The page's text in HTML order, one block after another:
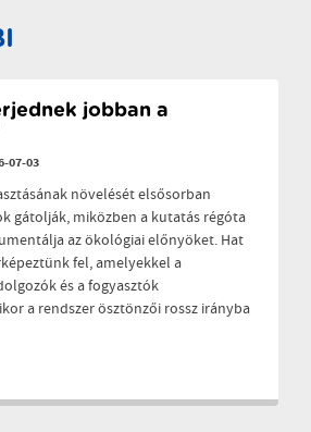
jobban a
07-03
növelését elsősorban
gátolják, miközben a kutatás régóta
az ökológiai előnyöket. Hat
fel, amelyekkel a
és a fogyasztók
a rendszer ösztönzői rossz irányba